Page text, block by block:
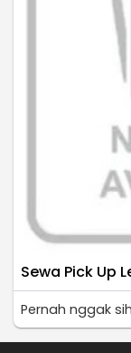
Sewa Pick Up
Pernah nggak